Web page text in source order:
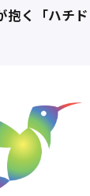
く「ハチド